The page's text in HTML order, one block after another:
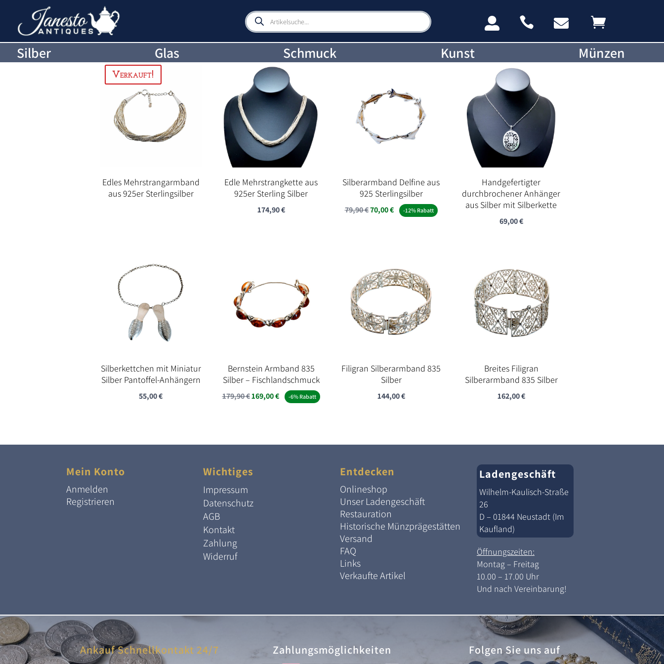
Products
search    
Silber Glas Schmuck Kunst Münzen
Edles Mehrstrangarmband
aus 925er Sterlingsilber
Edle Mehrstrangkette aus
925er Sterling Silber
174,90€
Silberarmband Delfine aus
925 Sterlingsilber
79,90€Ursprünglicher
70,00€Aktueller
-12% Rabatt
Handgefertigter
durchbrochener Anhänger
aus Silber mit Silberkette
69,00€
Silberkettchen mit Miniatur
Silber Pantoffel-Anhängern
55,00€
Bernstein Armband 835
Silber – Fischlandschmuck
179,90€Ursprünglicher
169,00€Aktueller
-6% Rabatt
Filigran Silberarmband 835
Silber
144,00€
Breites Filigran
Silberarmband 835 Silber
162,00€
Mein Konto
Anmelden
Registrieren
Wichtiges
Impressum
Datenschutz
AGB
Kontakt
Zahlung
Widerruf
Entdecken
Onlineshop
Unser Ladengeschäft
Restauration
Historische Münzprägestätten
Versand
FAQ
Links
Verkaufte Artikel
Ladengeschäft
Wilhelm-Kaulisch-Straße
26
D – 01844 Neustadt (Im
Kaufland)
Öffnungszeiten:
Montag – Freitag
10.00 – 17.00 Uhr
Und nach Vereinbarung!
Ankauf Schnellkontakt 24/7 Zahlungsmöglichkeiten Folgen Sie uns auf